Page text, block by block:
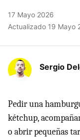
17 Mayo 2026
Actualizado 19 Mayo
Sergio
Pedir una
kétchup,
o abrir pequeñas